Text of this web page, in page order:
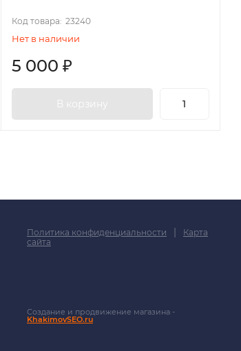
Код товара: 23240
Нет в наличии
5 000₽
В корзину
Политика конфиденциальности |
Карта
сайта
Создание и продвижение магазина -
KhakimovSEO.ru